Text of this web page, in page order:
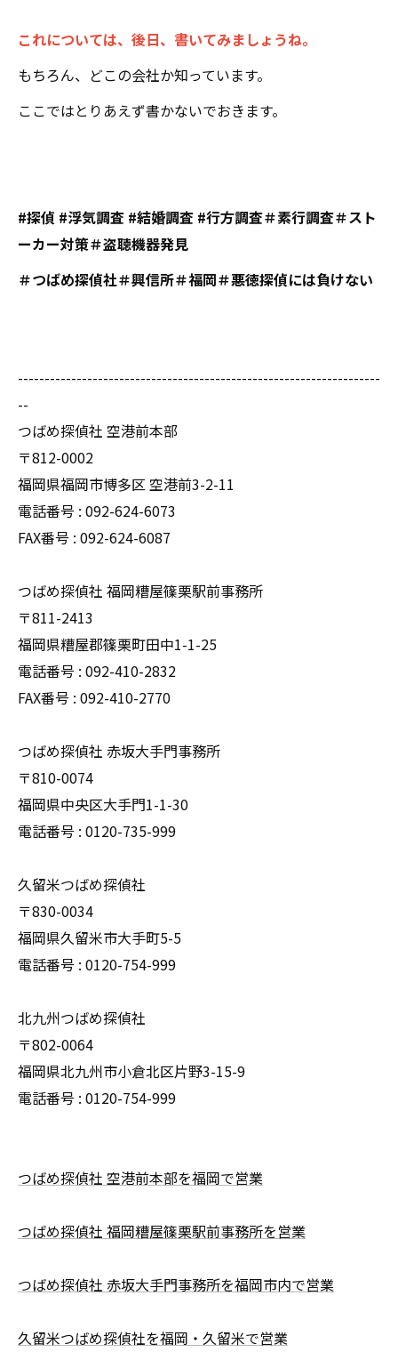
これについては、後日、書いてみましょうね。
もちろん、どこの会社か知っています。
ここではとりあえず書かないでおきます。
#探偵 #浮気調査 #結婚調査 #行方調査＃素行調査＃スト
ーカー対策＃盗聴機器発見
＃つばめ探偵社＃興信所＃福岡＃悪徳探偵には負けない
--------------------------------------------------------------------
--
つばめ探偵社 空港前本部
〒812-0002
福岡県福岡市博多区 空港前3-2-11
電話番号 : 092-624-6073
FAX番号 : 092-624-6087
つばめ探偵社 福岡糟屋篠栗駅前事務所
〒811-2413
福岡県糟屋郡篠栗町田中1-1-25
電話番号 : 092-410-2832
FAX番号 : 092-410-2770
つばめ探偵社 赤坂大手門事務所
〒810-0074
福岡県中央区大手門1-1-30
電話番号 : 0120-735-999
久留米つばめ探偵社
〒830-0034
福岡県久留米市大手町5-5
電話番号 : 0120-754-999
北九州つばめ探偵社
〒802-0064
福岡県北九州市小倉北区片野3-15-9
電話番号 : 0120-754-999
つばめ探偵社 空港前本部を福岡で営業
つばめ探偵社 福岡糟屋篠栗駅前事務所を営業
つばめ探偵社 赤坂大手門事務所を福岡市内で営業
久留米つばめ探偵社を福岡・久留米で営業